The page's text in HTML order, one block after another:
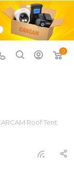
0
Roof Tent